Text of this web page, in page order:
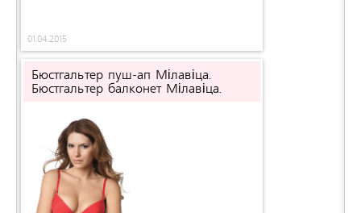
01.04.2015
Бюстгальтер пуш-ап Мілавіца.
Бюстгальтер балконет Мілавіца.